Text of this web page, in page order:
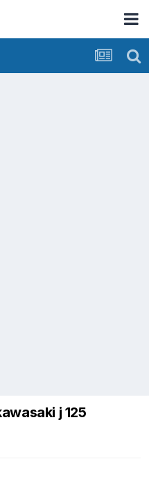
j 125